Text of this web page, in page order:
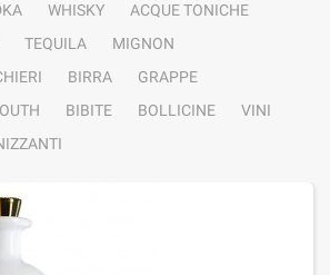
WHISKY
ACQUE TONICHE
TEQUILA
MIGNON
BIRRA
GRAPPE
BIBITE BOLLICINE
VINI